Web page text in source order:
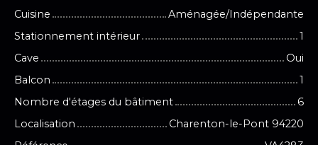
Cuisine
Aménagée/Indépendante
Stationnement intérieur
1
Cave
Oui
Balcon
1
Nombre d'étages du bâtiment
6
Localisation
Charenton-le-Pont 94220